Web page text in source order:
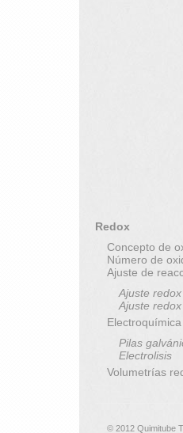
Redox
Concepto de
Número de
Ajuste de
Ajuste
Ajuste
Electroquímica
Pilas
Electrolisis
Volumetrías
© 2012 Quimitube